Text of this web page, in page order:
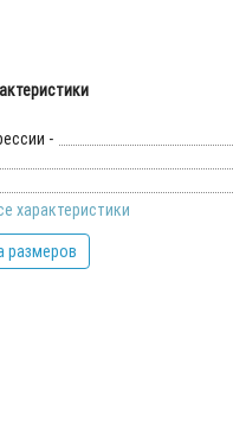
-
характеристики
размеров